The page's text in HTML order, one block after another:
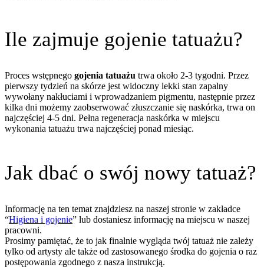
Ile zajmuje gojenie tatuażu?
Proces wstępnego gojenia tatuażu trwa około 2-3 tygodni. Przez
pierwszy tydzień na skórze jest widoczny lekki stan zapalny
wywołany nakłuciami i wprowadzaniem pigmentu, następnie przez
kilka dni możemy zaobserwować złuszczanie się naskórka, trwa on
najczęściej 4-5 dni. Pełna regeneracja naskórka w miejscu
wykonania tatuażu trwa najczęściej ponad miesiąc.
Jak dbać o swój nowy tatuaż?
Informację na ten temat znajdziesz na naszej stronie w zakładce
“Higiena i gojenie” lub dostaniesz informację na miejscu w naszej
pracowni.
Prosimy pamiętać, że to jak finalnie wygląda twój tatuaż nie zależy
tylko od artysty ale także od zastosowanego środka do gojenia o raz
postępowania zgodnego z nasza instrukcją.